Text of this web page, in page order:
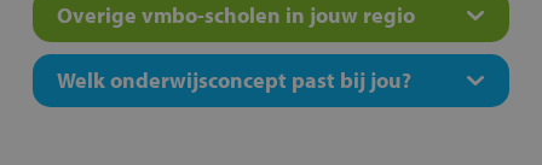
Overige vmbo-scholen in jouw regio
Welk onderwijsconcept past bij jou?